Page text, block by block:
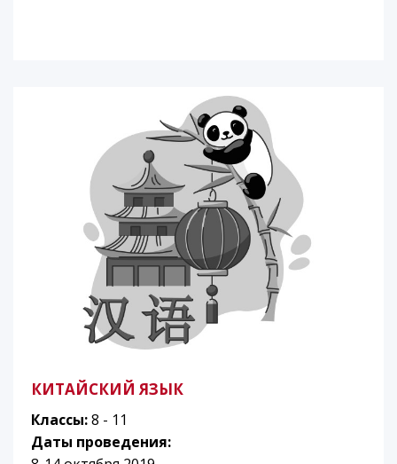
КИТАЙСКИЙ ЯЗЫК
Классы:8 - 11
Даты проведения: